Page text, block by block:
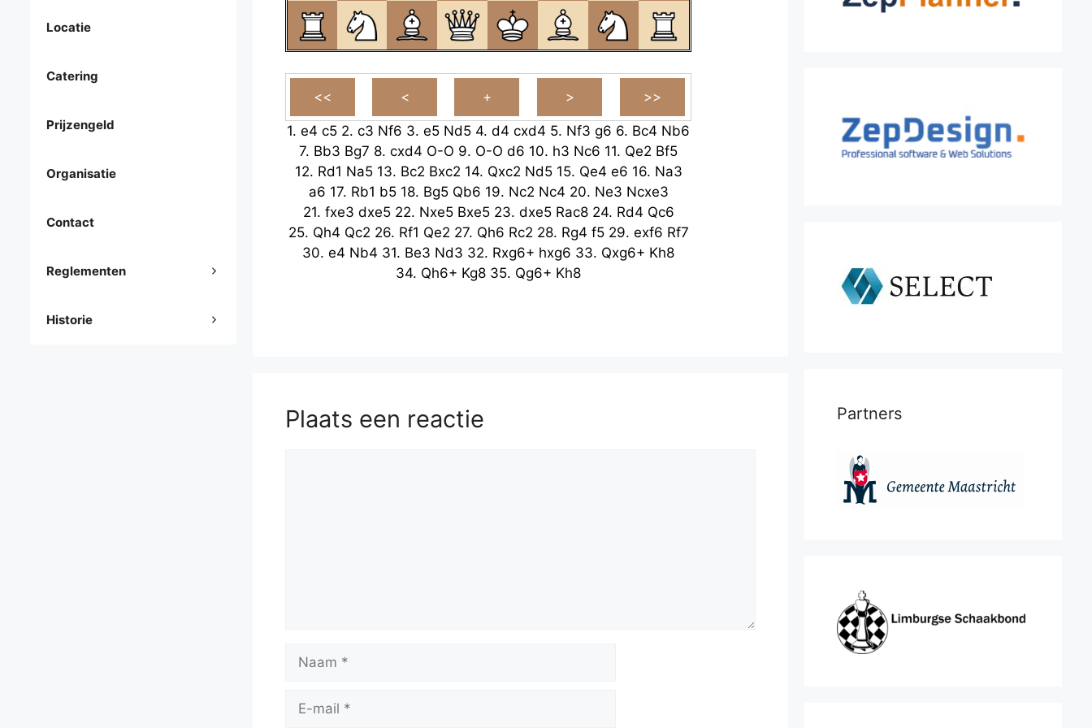
1. e4 c5 2. c3 Nf6 3. e5 Nd5 4. d4 cxd4 5. Nf3 g6 6. Bc4 Nb6
7. Bb3 Bg7 8. cxd4 O-O 9. O-O d6 10. h3 Nc6 11. Qe2 Bf5
12. Rd1 Na5 13. Bc2 Bxc2 14. Qxc2 Nd5 15. Qe4 e6 16. Na3
a6 17. Rb1 b5 18. Bg5 Qb6 19. Nc2 Nc4 20. Ne3 Ncxe3
21. fxe3 dxe5 22. Nxe5 Bxe5 23. dxe5 Rac8 24. Rd4 Qc6
25. Qh4 Qc2 26. Rf1 Qe2 27. Qh6 Rc2 28. Rg4 f5 29. exf6 Rf7
30. e4 Nb4 31. Be3 Nd3 32. Rxg6+ hxg6 33. Qxg6+ Kh8
34. Qh6+ Kg8 35. Qg6+ Kh8
Plaats een reactie
mail
Locatie
Catering
Prijzengeld
Organisatie
Contact
Reglementen
Historie
Partners